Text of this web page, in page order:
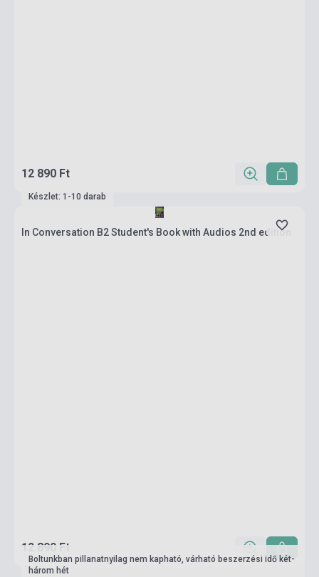
12 890 Ft
Készlet: 1-10 darab
In Conversation B2 Student's Book with Audios 2nd edition
12 890 Ft
Boltunkban pillanatnyilag nem kapható, várható beszerzési idő két-
három hét